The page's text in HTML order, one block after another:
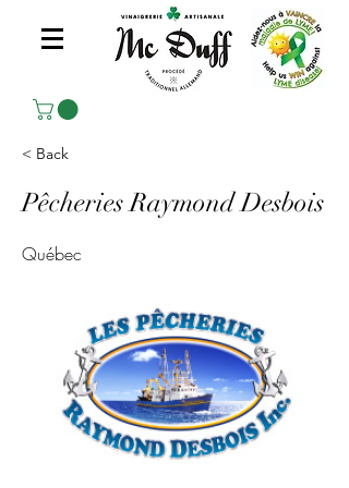
< Back
Pêcheries Raymond Desbois
Québec